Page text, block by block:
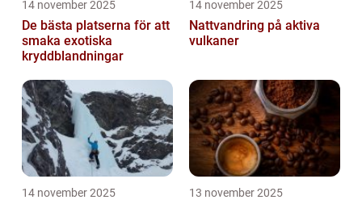
14 november 2025
De bästa platserna för att
smaka exotiska
kryddblandningar
14 november 2025
Nattvandring på aktiva
vulkaner
14 november 2025 13 november 2025